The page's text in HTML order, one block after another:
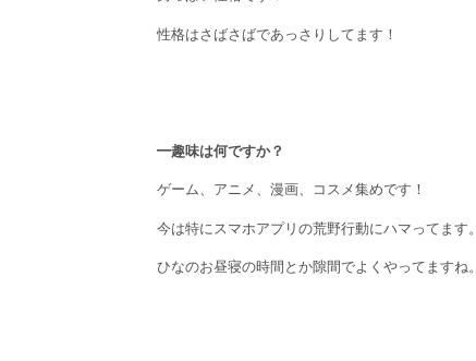
性格はさばさばであっさりしてます！
━趣味は何ですか？
ゲーム、アニメ、漫画、コスメ集めです！
今は特にスマホアプリの荒野行動にハマってます。
ひなのお昼寝の時間とか隙間でよくやってますね。